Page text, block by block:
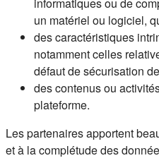
un matériel ou logiciel,
des caractéristiques
notamment celles
défaut de sécurisation
des contenus ou
plateforme.
Les partenaires apportent
et à la complétude des